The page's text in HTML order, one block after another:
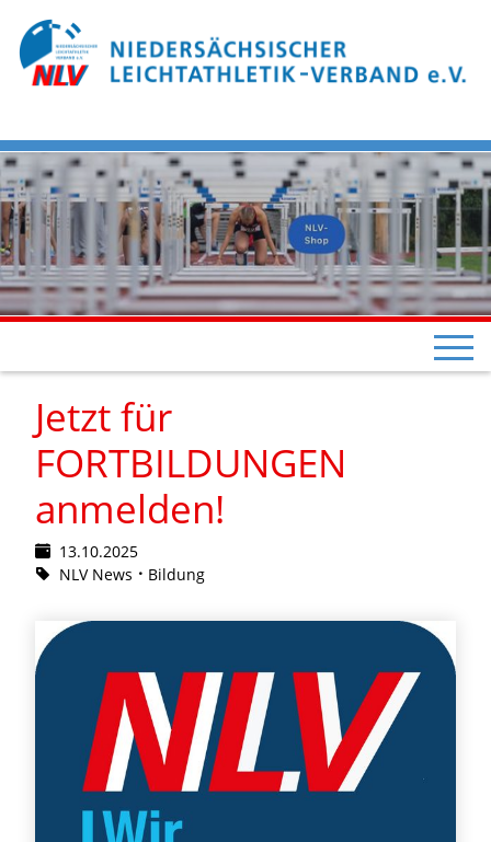
Jetzt für
FORTBILDUNGEN
anmelden!
13.10.2025
NLV News
Bildung